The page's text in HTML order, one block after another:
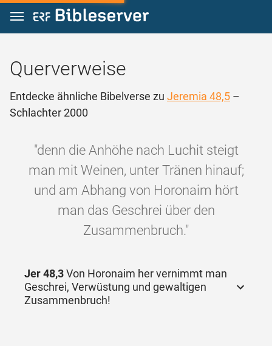
Zum Inhalt springen
Querverweise
Entdecke ähnliche Bibelverse zu Jeremia 48,5 –
Schlachter 2000
"denn die Anhöhe nach Luchit steigt
man mit Weinen, unter Tränen hinauf;
und am Abhang von Horonaim hört
man das Geschrei über den
Zusammenbruch."
Jer 48,3Von Horonaim her vernimmt man
Geschrei, Verwüstung und gewaltigen
Zusammenbruch!